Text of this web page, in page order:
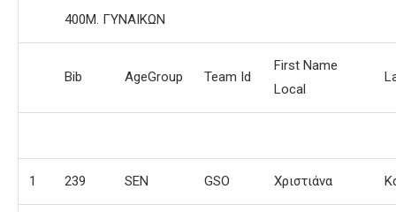
400Μ. ΓΥΝΑΙΚΩΝ
Bib AgeGroup Team Id
First Name
Local
1 239 SEN GSO Χριστιάνα